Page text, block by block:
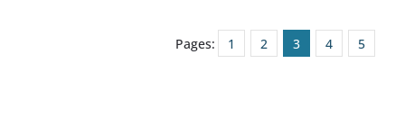
Pages: 1 2 3 4 5